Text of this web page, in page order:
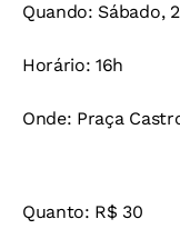
Quando: Sábado,
Horário: 16h
Onde: Praça
Quanto: R$ 30